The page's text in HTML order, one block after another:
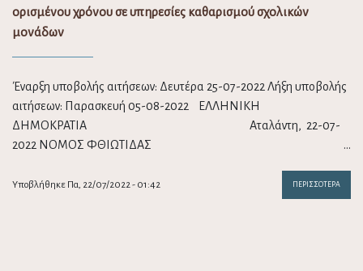
ορισμένου χρόνου σε υπηρεσίες καθαρισμού σχολικών
μονάδων
Έναρξη υποβολής αιτήσεων: Δευτέρα 25-07-2022 Λήξη υποβολής
αιτήσεων: Παρασκευή 05-08-2022 ΕΛΛΗΝΙΚΗ
ΔΗΜΟΚΡΑΤΙΑ Αταλάντη, 22-07-
2022 ΝΟΜΟΣ ΦΘΙΩΤΙΔΑΣ …
Υποβλήθηκε Πα, 22/07/2022 - 01:42 ΠΕΡΙΣΣΌΤΕΡΑ